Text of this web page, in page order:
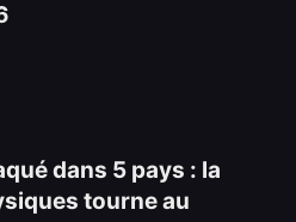
dans 5 pays : la
tourne au